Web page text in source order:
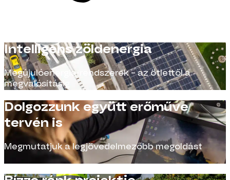
Intelligens zöldenergia
Megújulóenergia-rendszerek – az ötlettől a
megvalósításig
Dolgozzunk együtt erőműve
tervén is
Megmutatjuk a legjövedelmezőbb megoldást